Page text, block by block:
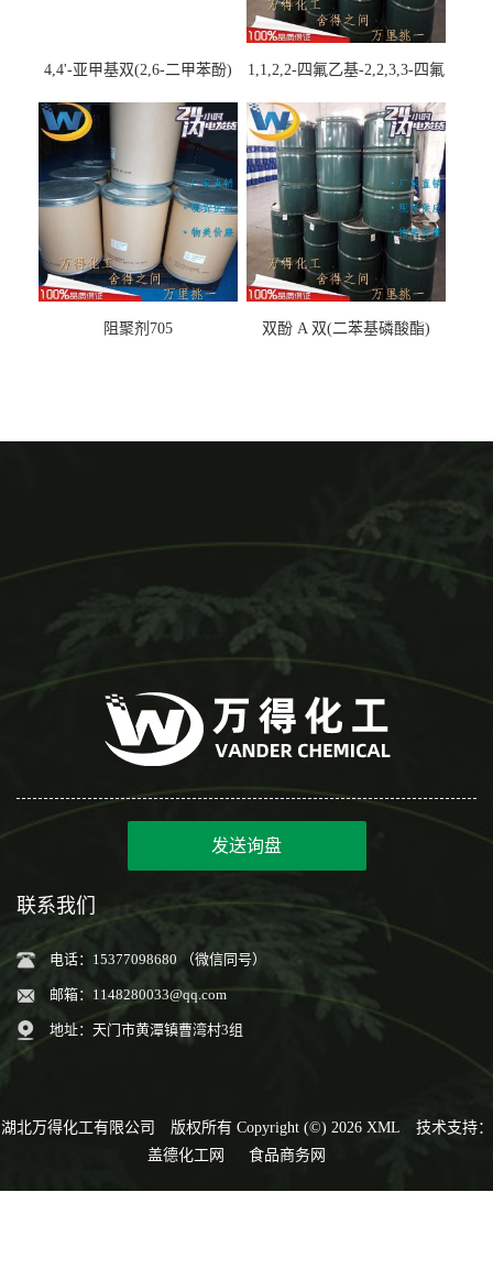
4,4'-亚甲基双(2,6-二甲苯酚)
1,1,2,2-四氟乙基-2,2,3,3-四氟
阻聚剂705 双酚 A 双(二苯基磷酸酯)
发送询盘
联系我们
电话：15377098680 （微信同号）
邮箱： 1148280033@qq.com
地址：天门市黄潭镇曹湾村3组
湖北万得化工有限公司 版权所有 Copyright (©) 2026 XML
技术支持：
盖德化工网
食品商务网